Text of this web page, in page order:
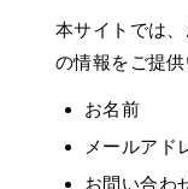
本サイトでは
の情報をご提供
お名前
メールアド
お問い合わ